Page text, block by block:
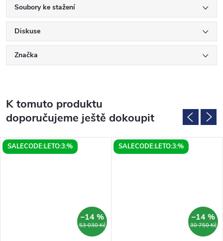
Soubory ke stažení
Diskuse
Značka
K tomuto produktu
doporučujeme ještě dokoupit
SALECODE:LETO:3:%
53 030 Kč
–14 %
SALECODE:LETO:3:%
30 750 Kč
–14 %